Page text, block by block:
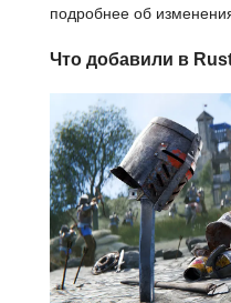
подробнее об
Что добавили в